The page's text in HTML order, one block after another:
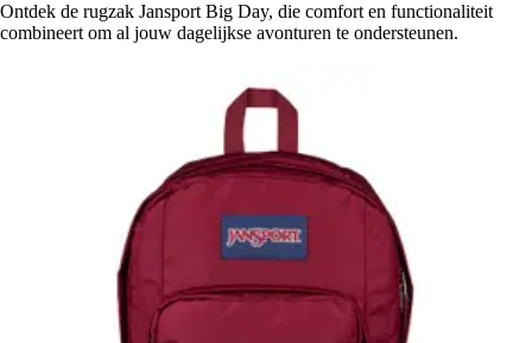
Ontdek de rugzak Jansport Big Day, die comfort en functionaliteit
combineert om al jouw dagelijkse avonturen te ondersteunen.